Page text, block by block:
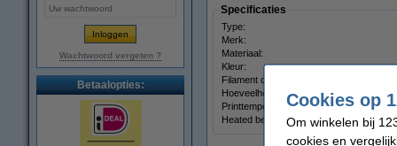
Wachtwoord vergeten ?
Betaalopties:
Specificaties
Type:
Merk:
Materiaal:
Kleur:
Filament diameter:
Hoeveelheid:
Printtemperatuur:
Heated bed temp:
Cookies op
Om winkelen bij
cookies en